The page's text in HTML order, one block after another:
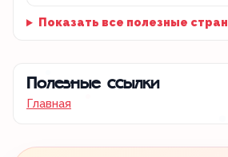
Показать все полезные
Полезные ссылки
Главная